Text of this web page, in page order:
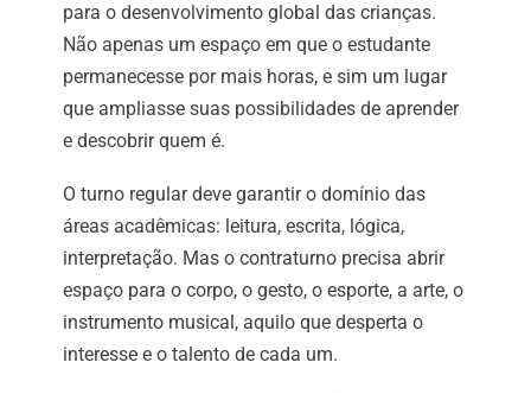
para o desenvolvimento global das crianças.
Não apenas um espaço em que o estudante
permanecesse por mais horas, e sim um lugar
que ampliasse suas possibilidades de aprender
e descobrir quem é.
O turno regular deve garantir o domínio das
áreas acadêmicas: leitura, escrita, lógica,
interpretação. Mas o contraturno precisa abrir
espaço para o corpo, o gesto, o esporte, a arte, o
instrumento musical, aquilo que desperta o
interesse e o talento de cada um.